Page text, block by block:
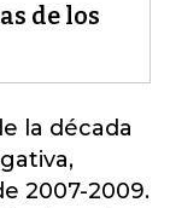
de los
la década
2007-2009.